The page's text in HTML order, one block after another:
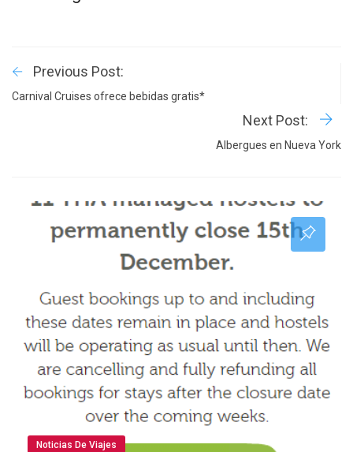
Previous Post:
Carnival Cruises ofrece bebidas gratis*
Next Post:
Albergues en Nueva York
Noticias De Viajes